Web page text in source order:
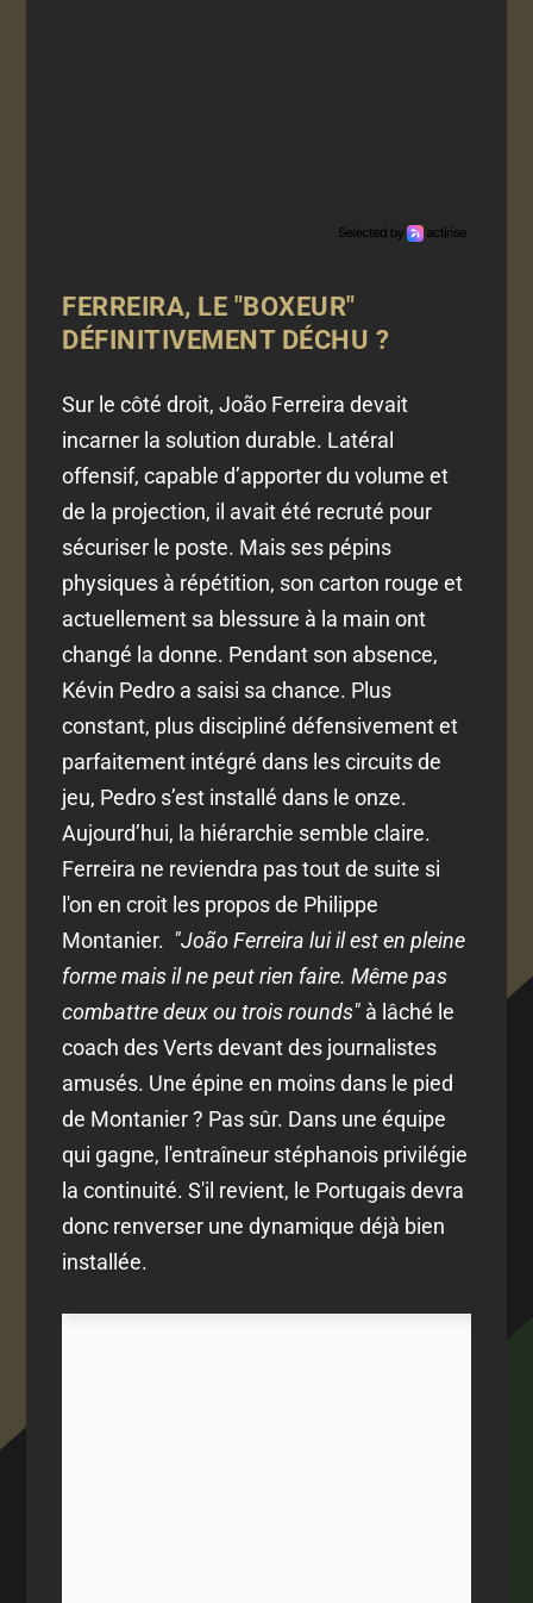
FERREIRA, LE "BOXEUR"
DÉFINITIVEMENT DÉCHU ?
Sur le côté droit, João Ferreira devait
incarner la solution durable. Latéral
offensif, capable d’apporter du volume et
de la projection, il avait été recruté pour
sécuriser le poste. Mais ses pépins
physiques à répétition, son carton rouge et
actuellement sa blessure à la main ont
changé la donne. Pendant son absence,
Kévin Pedro a saisi sa chance. Plus
constant, plus discipliné défensivement et
parfaitement intégré dans les circuits de
jeu, Pedro s’est installé dans le onze.
Aujourd’hui, la hiérarchie semble claire.
Ferreira ne reviendra pas tout de suite si
l'on en croit les propos de Philippe
Montanier. "João Ferreira lui il est en pleine
forme mais il ne peut rien faire. Même pas
combattre deux ou trois rounds" à lâché le
coach des Verts devant des journalistes
amusés. Une épine en moins dans le pied
de Montanier ? Pas sûr. Dans une équipe
qui gagne, l'entraîneur stéphanois privilégie
la continuité. S'il revient, le Portugais devra
donc renverser une dynamique déjà bien
installée.